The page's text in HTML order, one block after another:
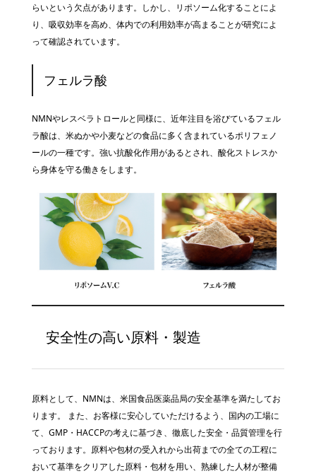
らいという欠点があります。しかし、リポソーム化することによ
り、吸収効率を高め、体内での利用効率が高まることが研究によ
って確認されています。
フェルラ酸
NMNやレスベラトロールと同様に、近年注目を浴びているフェル
ラ酸は、米ぬかや小麦などの食品に多く含まれているポリフェノ
ールの一種です。強い抗酸化作用があるとされ、酸化ストレスか
ら身体を守る働きをします。
安全性の高い原料・製造
原料として、NMNは、米国食品医薬品局の安全基準を満たしてお
ります。 また、お客様に安心していただけるよう、国内の工場に
て、GMP・HACCPの考えに基づき、徹底した安全・品質管理を行
っております。原料や包材の受入れから出荷までの全ての工程に
おいて基準をクリアした原料・包材を用い、熟練した人材が整備